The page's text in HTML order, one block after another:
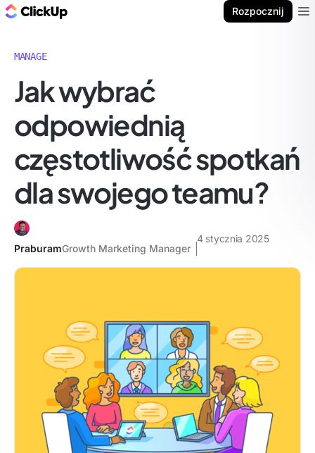
Rozpocznij
MANAGE
Jak wybrać
odpowiednią
częstotliwość spotkań
dla swojego teamu?
PraburamGrowth Marketing Manager
4 stycznia 2025